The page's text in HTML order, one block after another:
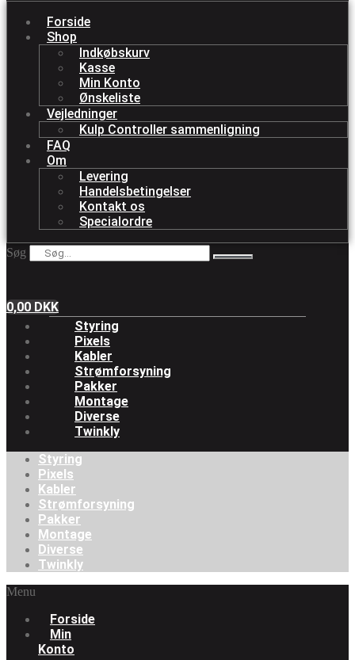
Forside
Shop
Indkøbskurv
Kasse
Min Konto
Ønskeliste
Vejledninger
Kulp Controller sammenligning
FAQ
Om
Levering
Handelsbetingelser
Kontakt os
Specialordre
Søg
0,00 DKK
Styring
Pixels
Kabler
Strømforsyning
Pakker
Montage
Diverse
Twinkly
Styring
Pixels
Kabler
Strømforsyning
Pakker
Montage
Diverse
Twinkly
Menu
Forside
Min
Konto